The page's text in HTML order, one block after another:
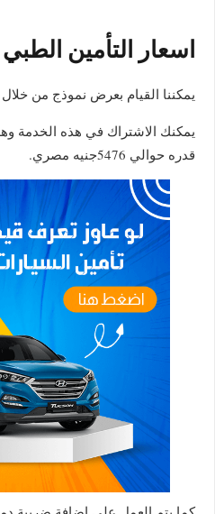
اسعار التأمين الطبي
يمكننا القيام بعرض نموذج من خلال
يمكنك الاشتراك في هذه الخدمة
قدره حوالي 5476جنيه مصري.